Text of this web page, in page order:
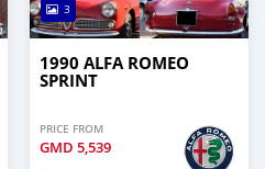
3
1990 ALFA ROMEO
SPRINT
PRICE FROM
GMD 5,539